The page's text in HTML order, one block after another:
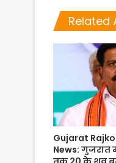
Related
Gujarat
News: